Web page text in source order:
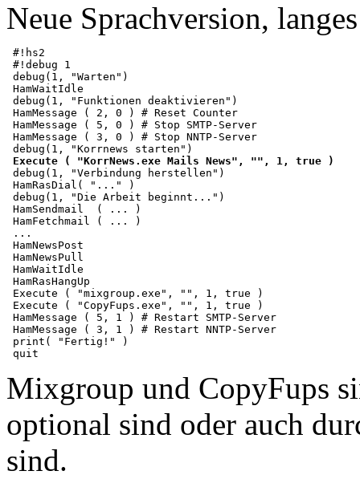
Neue Sprachversion,
#!hs2
#!debug 1
debug(1, "Warten")
HamWaitIdle
debug(1, "Funktionen deaktivieren")
HamMessage ( 2, 0 ) # Reset Counter
HamMessage ( 5, 0 ) # Stop SMTP-Server
HamMessage ( 3, 0 ) # Stop NNTP-Server
debug(1, "Korrnews starten")
Execute ( "KorrNews.exe Mails News", "", 1, true )
debug(1, "Verbindung herstellen")
HamRasDial( "..." )
debug(1, "Die Arbeit beginnt...")
HamSendmail  ( ... )
HamFetchmail ( ... )
...
HamNewsPost
HamNewsPull
HamWaitIdle
HamRasHangUp
Execute ( "mixgroup.exe", "", 1, true )
Execute ( "CopyFups.exe", "", 1, true )
HamMessage ( 5, 1 ) # Restart SMTP-Server
HamMessage ( 3, 1 ) # Restart NNTP-Server
print( "Fertig!" )
Mixgroup und CopyFups
optional sind oder auch
sind.